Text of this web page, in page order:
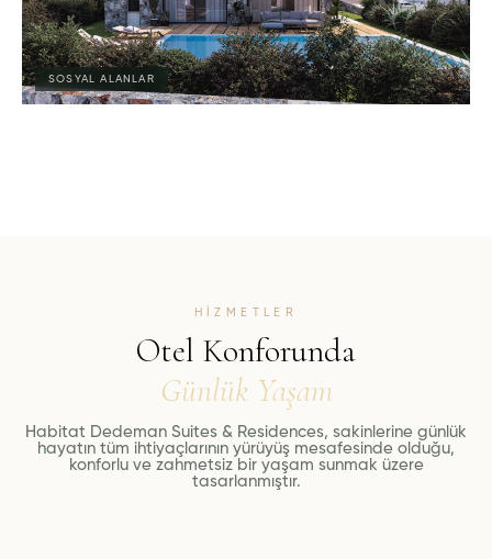
SOSYAL ALANLAR
HIZMETLER
Otel Konforunda
Günlük Yaşam
Habitat Dedeman Suites & Residences, sakinlerine günlük
hayatın tüm ihtiyaçlarının yürüyüş mesafesinde olduğu,
konforlu ve zahmetsiz bir yaşam sunmak üzere
tasarlanmıştır.